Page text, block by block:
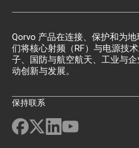
Qorvo 产品在连接、保护和为
们将核心射频（RF）与电源技
子、国防与航空航天、工业与
动创新与发展。
保持联系